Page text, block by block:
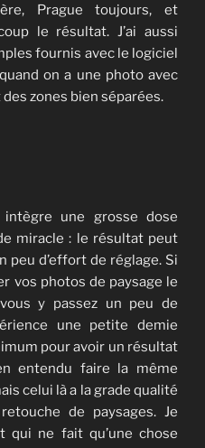
Prague toujours, et
le résultat. J’ai aussi
fournis avec le logiciel
on a une photo avec
zones bien séparées.
une grosse dose
miracle : le résultat peut
d’effort de réglage. Si
vos photos de paysage le
y passez un peu de
une petite demie
pour avoir un résultat
entendu faire la même
celui là a la grade qualité
de paysages. Je
qui ne fait qu’une chose